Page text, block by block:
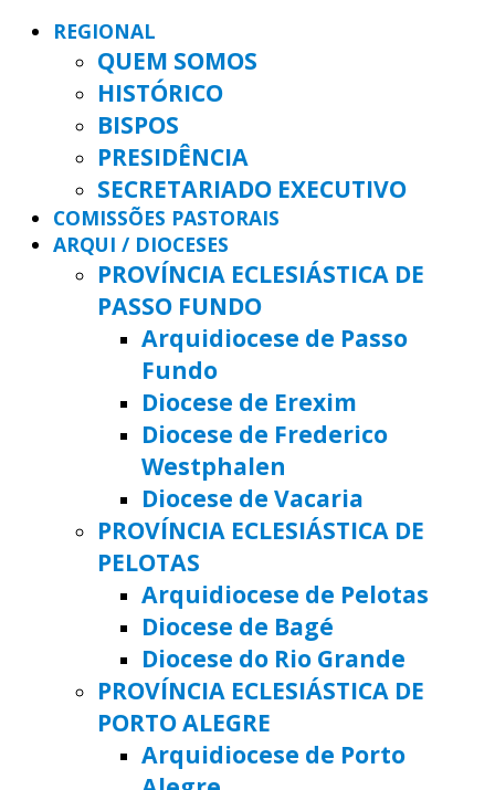
REGIONAL
QUEM SOMOS
HISTÓRICO
BISPOS
PRESIDÊNCIA
SECRETARIADO EXECUTIVO
COMISSÕES PASTORAIS
ARQUI / DIOCESES
PROVÍNCIA ECLESIÁSTICA DE
PASSO FUNDO
Arquidiocese de Passo
Fundo
Diocese de Erexim
Diocese de Frederico
Westphalen
Diocese de Vacaria
PROVÍNCIA ECLESIÁSTICA DE
PELOTAS
Arquidiocese de Pelotas
Diocese de Bagé
Diocese do Rio Grande
PROVÍNCIA ECLESIÁSTICA DE
PORTO ALEGRE
Arquidiocese de Porto